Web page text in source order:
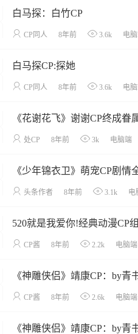
白马探：白竹CP
CP同人 8年前 3.6k 电
白马探CP:探她
CP同人 8年前 3.6k 电
《花谢花飞》谢谢CP终成眷
处CP 8年前 3k 电脑端
《少年锦衣卫》萌宠CP剧情
头条作者 8年前 3.1k 电
520就是我爱你!经典动漫CP
CP酱 8年前 2.2k 电脑端
《神雕侠侣》靖康CP：by青
CP酱 8年前 2.6k 电脑端
《神雕侠侣》靖康CP：by青